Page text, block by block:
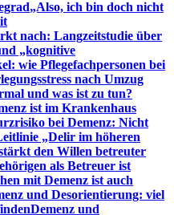
„Also, ich bin doch nicht
nach: Langzeitstudie über
„kognitive
wie Pflegefachpersonen bei
nach Umzug
und was ist zu tun?
ist im Krankenhaus
bei Demenz: Nicht
„Delir im höheren
den Willen betreuter
als Betreuer ist
mit Demenz ist auch
und Desorientierung: viel
Demenz und